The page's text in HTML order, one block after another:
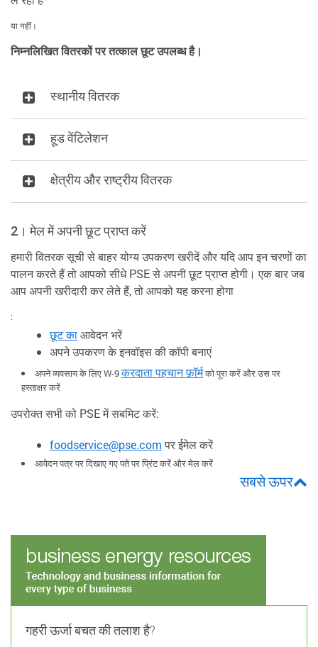
या नहीं।
निम्नलिखित वितरकों पर तत्काल छूट उपलब्ध है।
स्थानीय वितरक
हूड वेंटिलेशन
क्षेत्रीय और राष्ट्रीय वितरक
2। मेल में अपनी छूट प्राप्त करें
हमारी वितरक सूची से बाहर योग्य उपकरण खरीदें और यदि आप इन चरणों का
पालन करते हैं तो आपको सीधे PSE से अपनी छूट प्राप्त होगी। एक बार जब
आप अपनी खरीदारी कर लेते हैं, तो आपको यह करना होगा
:
छूट काआवेदन भरें
अपने उपकरण के इनवॉइस की कॉपी बनाएं
अपने व्यवसाय के लिए W-9करदाता पहचान फ़ॉर्मको पूरा करें और उस पर
हस्ताक्षर करें
उपरोक्त सभी को PSE में सबमिट करें:
foodservice@pse.com पर ईमेल करें
आवेदन पत्र पर दिखाए गए पते पर प्रिंट करें और मेल करें
सबसे ऊपर
गहरी ऊर्जा बचत की तलाश है?